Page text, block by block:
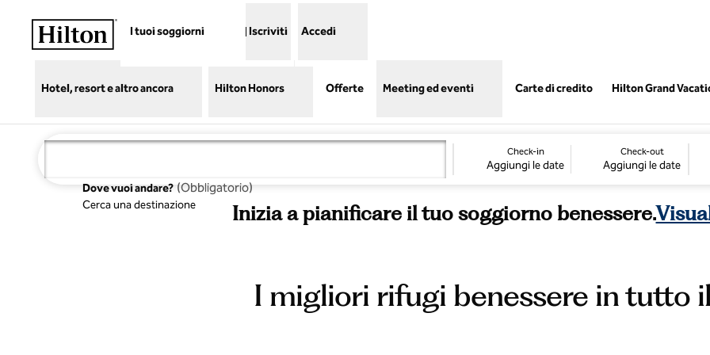
I tuoi soggiorni Iscriviti Accedi
Hotel, resort e altro ancora Hilton Honors Offerte Meeting ed eventi Carte di credito Hilton Grand
Dove vuoi andare? (Obbligatorio)
Cerca una destinazione
Check-in
Aggiungi le date
Check-out
Aggiungi le date
Inizia a pianificare il tuo soggiorno benessere.
I migliori rifugi benessere in tutto